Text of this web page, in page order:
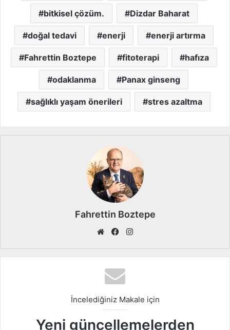
bitkisel çözüm. Dizdar Baharat
doğal tedavi enerji enerji artırma
Fahrettin Boztepe fitoterapi hafıza
odaklanma Panax ginseng
sağlıklı yaşam önerileri stres azaltma
Fahrettin Boztepe
We
sit
esi
Fa
bo
ok
ra
İncelediğiniz Makale için
Yeni güncellemelerden